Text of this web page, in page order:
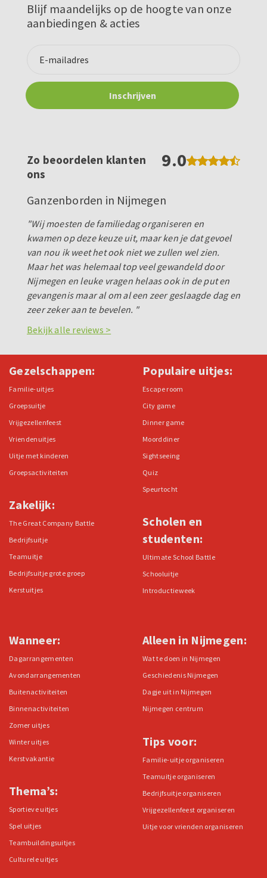
Blijf maandelijks op de hoogte van onze
aanbiedingen & acties
Zo beoordelen klanten
ons
9.0
Ganzenborden in Nijmegen
"Wij moesten de familiedag organiseren en
kwamen op deze keuze uit, maar ken je dat gevoel
van nou ik weet het ook niet we zullen wel zien.
Maar het was helemaal top veel gewandeld door
Nijmegen en leuke vragen helaas ook in de put en
gevangenis maar al om al een zeer geslaagde dag en
zeer zeker aan te bevelen. "
Bekijk alle reviews >
Gezelschappen:
Familie-uitjes
Groepsuitje
Vrijgezellenfeest
Vriendenuitjes
Uitje met kinderen
Groepsactiviteiten
Zakelijk:
The Great Company Battle
Bedrijfsuitje
Teamuitje
Bedrijfsuitje grote groep
Kerstuitjes
Populaire uitjes:
Escape room
City game
Dinner game
Moorddiner
Sightseeing
Quiz
Speurtocht
Scholen en
studenten:
Ultimate School Battle
Schooluitje
Introductieweek
Wanneer:
Dagarrangementen
Avondarrangementen
Buitenactiviteiten
Binnenactiviteiten
Zomer uitjes
Winter uitjes
Kerstvakantie
Thema’s:
Sportieve uitjes
Spel uitjes
Teambuildingsuitjes
Culturele uitjes
Alleen in Nijmegen:
Wat te doen in Nijmegen
Geschiedenis Nijmegen
Dagje uit in Nijmegen
Nijmegen centrum
Tips voor:
Familie-uitje organiseren
Teamuitje organiseren
Bedrijfsuitje organiseren
Vrijgezellenfeest organiseren
Uitje voor vrienden organiseren